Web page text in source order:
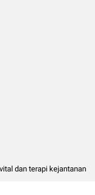
dan terapi kejantanan